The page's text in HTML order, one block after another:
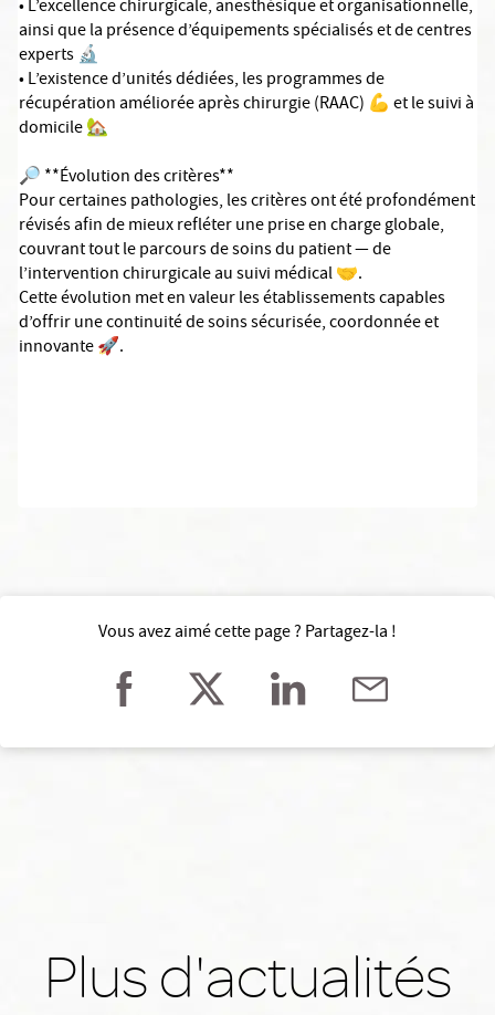
• L’excellence chirurgicale, anesthésique et organisationnelle,
ainsi que la présence d’équipements spécialisés et de centres
experts 🔬
• L’existence d’unités dédiées, les programmes de
récupération améliorée après chirurgie (RAAC) 💪 et le suivi à
domicile 🏡
🔎 **Évolution des critères**
Pour certaines pathologies, les critères ont été profondément
révisés afin de mieux refléter une prise en charge globale,
couvrant tout le parcours de soins du patient — de
l’intervention chirurgicale au suivi médical 🤝.
Cette évolution met en valeur les établissements capables
d’offrir une continuité de soins sécurisée, coordonnée et
innovante 🚀.
Vous avez aimé cette page ? Partagez-la !
Plus d'actualités